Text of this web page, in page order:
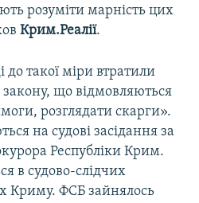
розуміти марність цих
Крим.Реалії.
до такої міри втратили
закону, що відмовляються
розглядати скарги».
на судові засідання за
Республіки Крим.
в судово-слідчих
Криму. ФСБ зайнялось